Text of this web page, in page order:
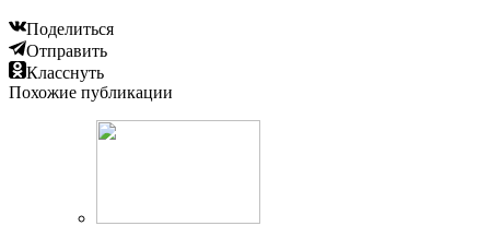
Поделиться
Отправить
Класснуть
Похожие публикации